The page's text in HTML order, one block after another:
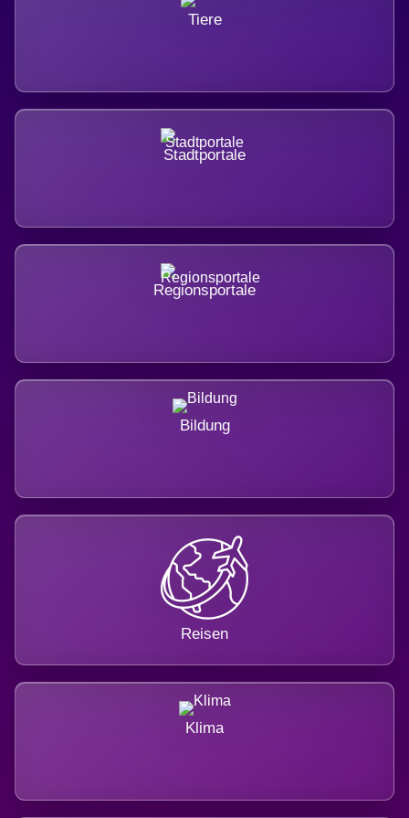
Tiere
Stadtportale
Regionsportale
Bildung
Reisen
Klima